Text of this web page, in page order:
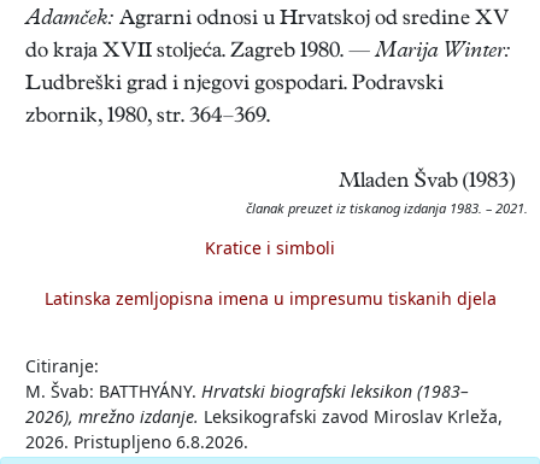
Adamček: Agrarni odnosi u Hrvatskoj od sredine XV
do kraja XVII stoljeća. Zagreb 1980. —Marija Winter:
Ludbreški grad i njegovi gospodari. Podravski
zbornik, 1980, str. 364–369.
Mladen Švab (1983)
članak preuzet iz tiskanog izdanja 1983. – 2021.
Kratice i simboli
Latinska zemljopisna imena u impresumu tiskanih djela
Citiranje:
M. Švab: BATTHYÁNY. Hrvatski biografski leksikon (1983–
2026), mrežno izdanje. Leksikografski zavod Miroslav Krleža,
2026. Pristupljeno 6.8.2026.